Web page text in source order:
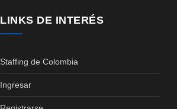
LINKS DE INTERÉS
Staffing de Colombia
Ingresar